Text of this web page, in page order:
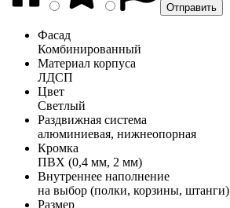
Фасад
Комбинированный
Материал корпуса
ЛДСП
Цвет
Светлый
Раздвижная система
алюминиевая, нижнеопорная
Кромка
ПВХ (0,4 мм, 2 мм)
Внутреннее наполнение
на выбор (полки, корзины, штанги)
Размер